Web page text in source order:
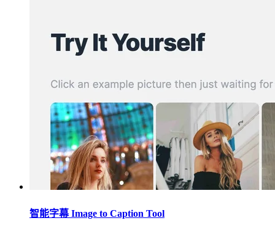
智能字幕 Image to Caption Tool